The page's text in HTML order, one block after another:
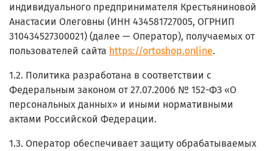
индивидуального предпринимателя Крестьяниновой
Анастасии Олеговны (ИНН 434581727005, ОГРНИП
310434527300021) (далее — Оператор), получаемых от
пользователей сайта https://ortoshop.online.
1.2. Политика разработана в соответствии с
Федеральным законом от 27.07.2006 № 152-ФЗ «О
персональных данных» и иными нормативными
актами Российской Федерации.
1.3. Оператор обеспечивает защиту обрабатываемых